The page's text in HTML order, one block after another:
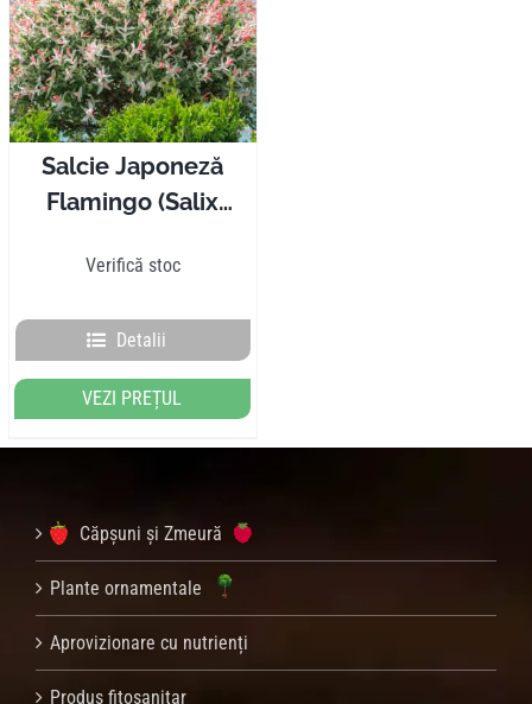
Salcie Japoneză
Flamingo (Salix
Verifică stoc
Detalii
VEZI PREȚUL
Căpșuni și Zmeură
Plante ornamentale
Aprovizionare cu nutrienți
Produs fitosanitar